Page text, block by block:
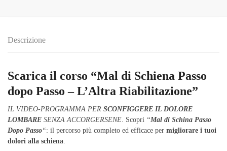
Descrizione
Scarica il corso “Mal di Schiena Passo
dopo Passo – L’Altra Riabilitazione”
IL VIDEO-PROGRAMMA PER SCONFIGGERE IL DOLORE
LOMBARE SENZA ACCORGERSENE . Scopri “Mal di Schina Passo
Dopo Passo“: il percorso più completo ed efficace per migliorare i tuoi
dolori alla schiena